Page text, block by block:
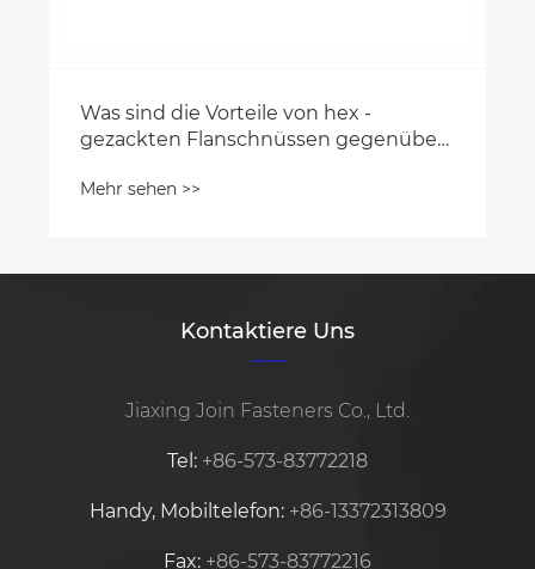
Kontaktiere Uns
Jiaxing Join Fasteners Co., Ltd.
Tel: +86-573-83772218
Handy, Mobiltelefon: +86-13372313809
Fax: +86-573-83772216